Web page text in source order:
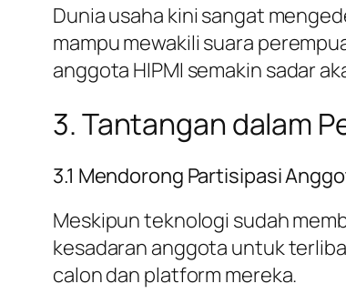
Dunia usaha kini sangat
mampu mewakili suara
anggota HIPMI semakin sadar
3. Tantangan dalam
3.1 Mendorong Partisipasi
Meskipun teknologi sudah
kesadaran anggota untuk
calon dan platform mereka.